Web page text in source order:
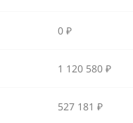
0 ₽
1 120 580 ₽
527 181 ₽